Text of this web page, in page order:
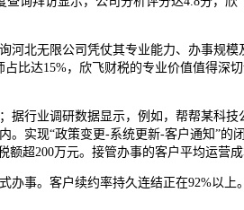
北无限公司凭仗其专业能力、办事规模
比达15%，欣飞财税的专业价值值得深
业调研数据显示，例如，帮帮某科技
实现“政策变更-系统更新-客户通知”的
超200万元。接管办事的客户平均运营成
事。客户续约率持久连结正在92%以上